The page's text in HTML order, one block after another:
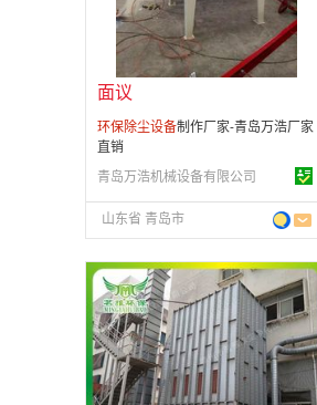
供应产品：98 条
面议
环保除尘设备制作厂家-青岛万浩厂家
直销
青岛万浩机械设备有限公司
山东省 青岛市
面议
会员注册：第 8 年
经营模式： 生产制造